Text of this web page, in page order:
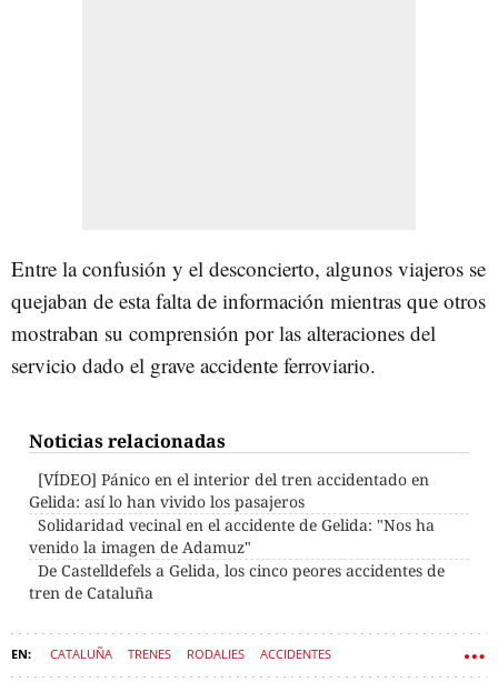
Entre la confusión y el desconcierto, algunos viajeros se
quejaban de esta falta de información mientras que otros
mostraban su comprensión por las alteraciones del
servicio dado el grave accidente ferroviario.
Noticias relacionadas
[VÍDEO] Pánico en el interior del tren accidentado en
Gelida: así lo han vivido los pasajeros
Solidaridad vecinal en el accidente de Gelida: "Nos ha
venido la imagen de Adamuz"
De Castelldefels a Gelida, los cinco peores accidentes de
tren de Cataluña
CATALUÑA TRENES RODALIES ACCIDENTES